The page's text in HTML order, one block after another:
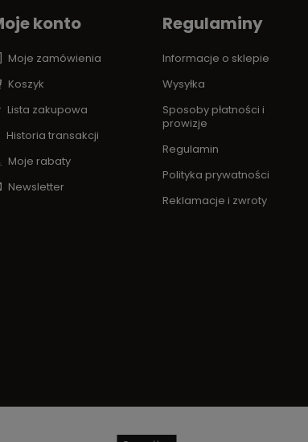
konto
Moje zamówienia
Koszyk
Lista zakupowa
Historia transakcji
Moje rabaty
Newsletter
Regulaminy
Informacje o sklepie
Wysyłka
Sposoby płatności i
prowizje
Regulamin
Polityka prywatności
Reklamacje i zwroty